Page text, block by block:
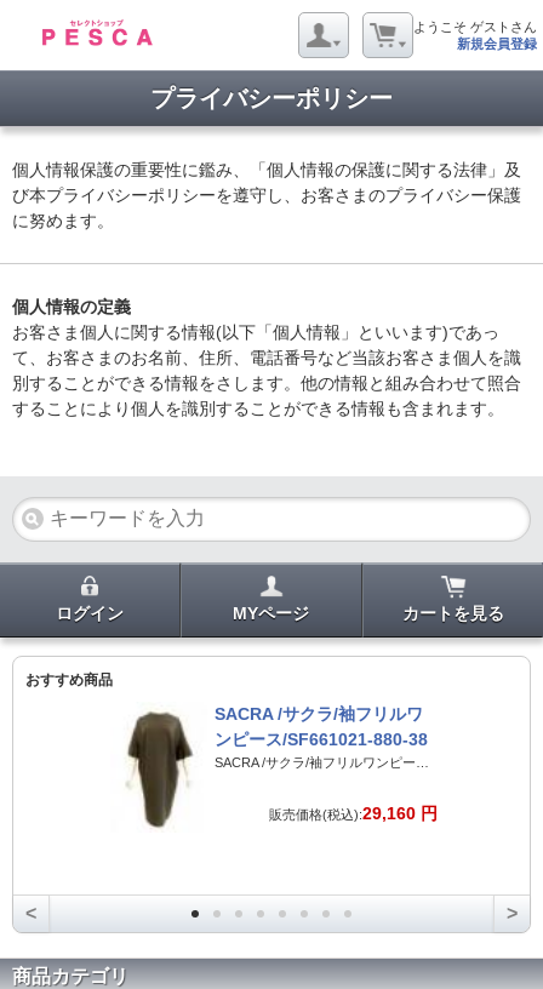
ようこそ ゲストさん
新規会員登録
プライバシーポリシー
個人情報保護の重要性に鑑み、「個人情報の保護に関する法律」及
び本プライバシーポリシーを遵守し、お客さまのプライバシー保護
に努めます。
個人情報の定義
お客さま個人に関する情報(以下「個人情報」といいます)であっ
て、お客さまのお名前、住所、電話番号など当該お客さま個人を識
別することができる情報をさします。他の情報と組み合わせて照合
することにより個人を識別することができる情報も含まれます。
ログイン MYページ カートを見る
おすすめ商品
SACRA /サクラ/袖フリルワ
ンピース/SF661021-880-38
販売価格(税込):29,160 円
< >
商品カテゴリ